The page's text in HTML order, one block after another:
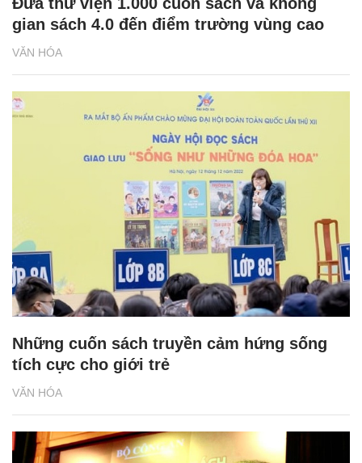
VĂN HÓA
gian sách 4.0 đến điểm trường vùng cao
VĂN HÓA
Những cuốn sách truyền cảm hứng sống
tích cực cho giới trẻ